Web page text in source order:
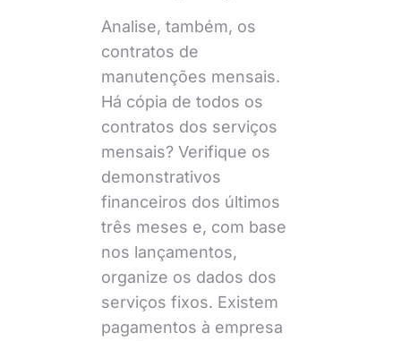
Analise, também, os
contratos de
manutenções mensais.
Há cópia de todos os
contratos dos serviços
mensais? Verifique os
demonstrativos
financeiros dos últimos
três meses e, com base
nos lançamentos,
organize os dados dos
serviços fixos. Existem
pagamentos à empresa